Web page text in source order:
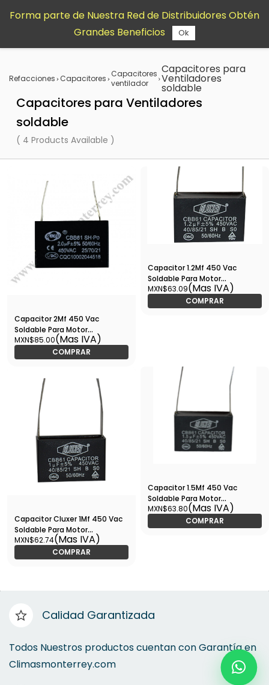
contenido
Refacciones Capacitores Capacitores
ventilador
Capacitores para
Ventiladores
soldable
Capacitores para Ventiladores
soldable
( 4 Products Available )
Capacitor 2Mf 450 Vac
Soldable Para Motor
Electronica / Cluxer -
CXCVS2450 /CXCSOL4402
MXN$85.00(Mas IVA)
COMPRAR
Capacitor 1.2Mf 450 Vac
Soldable Para Motor
Electrónica / Cluxer -
CXCSOL44012
MXN$63.09(Mas IVA)
COMPRAR
Capacitor Cluxer 1Mf 450 Vac
Soldable Para Motor
Electronica - Cxcvs1450
MXN$62.74(Mas IVA)
COMPRAR
Capacitor 1.5Mf 450 Vac
Soldable Para Motor
Electronica / Cluxer -
CXCSOL44015
MXN$63.80(Mas IVA)
COMPRAR
Calidad Garantizada
Todos Nuestros productos cuentan con Garantía en
Climasmonterrey.com
Forma parte de Nuestra Red de Distribuidores Obtén
Grandes Beneficios
Ok